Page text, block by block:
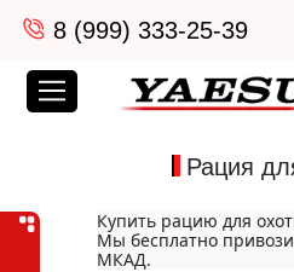
8 (999) 333-25-39
Рация
Купить рацию для
Мы бесплатно
МКАД.